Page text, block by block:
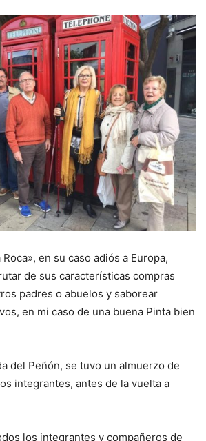
en su caso adiós a Europa,
de sus características compras
padres o abuelos y saborear
en mi caso de una buena Pinta bien
del Peñón, se tuvo un almuerzo de
integrantes, antes de la vuelta a
los integrantes y compañeros de